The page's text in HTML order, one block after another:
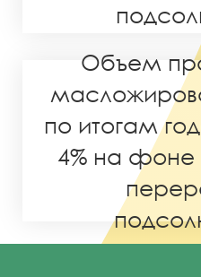
Объем
по итогам
4% на